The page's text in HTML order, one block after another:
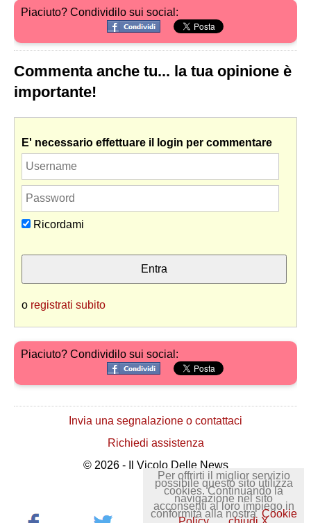
Piaciuto? Condividilo sui social:
Commenta anche tu... la tua opinione è
importante!
E' necessario effettuare il login per commentare
Ricordami
o registrati subito
Piaciuto? Condividilo sui social:
Invia una segnalazione o contattaci
Richiedi assistenza
© 2026 - Il Vicolo Delle News
Per offrirti il miglior servizio
possibile questo sito utilizza
cookies. Continuando la
navigazione nel sito
acconsenti al loro impiego in
conformità alla nostra Cookie